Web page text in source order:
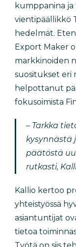
kumppanina
vientipäällikkö
hedelmät.
Export Maker
markkinoiden
suositukset eri
helpottanut
fokusoimista
– Tarkka
kysynnästä
päätöstä
rutkasti,
Kallio kertoo
yhteistyössä
asiantuntijat
tietoa